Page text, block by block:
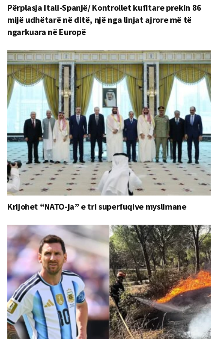
Përplasja Itali-Spanjë/ Kontrollet kufitare prekin 86
mijë udhëtarë në ditë, një nga linjat ajrore më të
ngarkuara në Europë
Krijohet “NATO-ja” e tri superfuqive myslimane